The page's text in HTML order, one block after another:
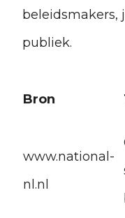
beleidsmakers,
publiek.
Bron
www.national-
nl.nl